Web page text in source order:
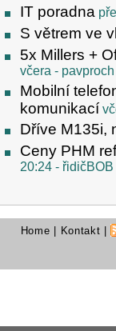
IT poradna
S větrem ve
5x Millers +
včera - pavproch
Mobilní
komunikací
Dříve M135i,
Ceny PHM
20:24 - řidičBOB
Home Kontakt